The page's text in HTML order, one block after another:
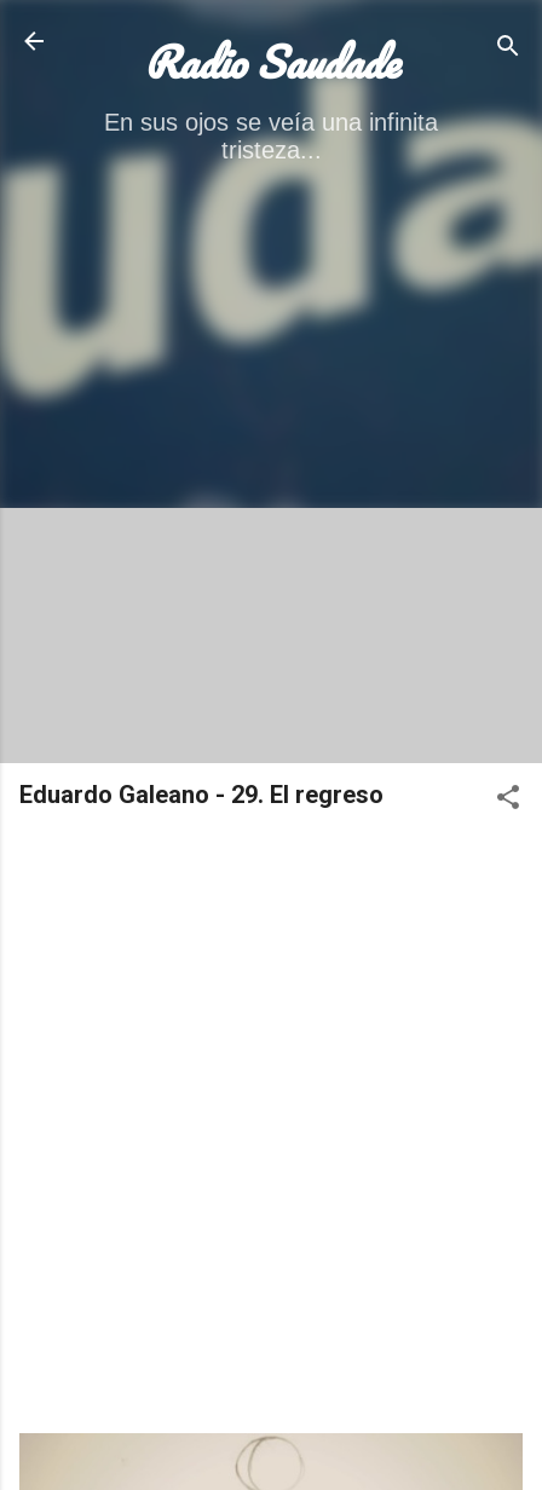
Radio Saudade
En sus ojos se veía una infinita
tristeza...
Eduardo Galeano - 29. El regreso